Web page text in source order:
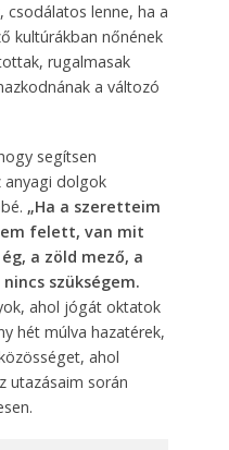
csodálatos lenne, ha a
kultúrákban nőnének
rugalmasak
a változó
segítsen
anyagi dolgok
„Ha a szeretteim
felett, van mit
a zöld mező, a
szükségem.
ahol jógát oktatok
hét múlva hazatérek,
ahol
utazásaim során